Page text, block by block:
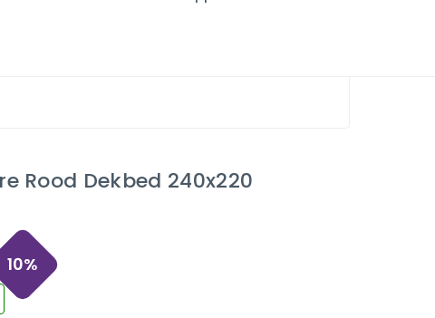
Rood Dekbed 240x220
10%